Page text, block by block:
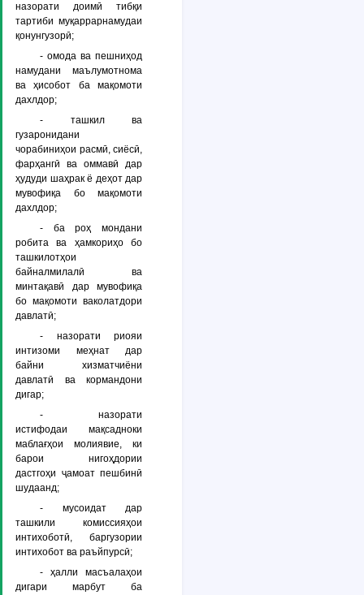
назорати доимӣ тибқи
тартиби муқаррарнамудаи
қонунгузорӣ;
- омода ва пешниҳод
намудани маълумотнома
ва ҳисобот ба мақомоти
дахлдор;
- ташкил ва
гузаронидани
чорабиниҳои расмӣ, сиёсӣ,
фарҳангӣ ва оммавӣ дар
ҳудуди шаҳрак ё деҳот дар
мувофиқа бо мақомоти
дахлдор;
- ба роҳ мондани
робита ва ҳамкориҳо бо
ташкилотҳои
байналмилалӣ ва
минтақавӣ дар мувофиқа
бо мақомоти ваколатдори
давлатӣ;
- назорати риояи
интизоми меҳнат дар
байни хизматчиёни
давлатӣ ва кормандони
дигар;
- назорати
истифодаи мақсадноки
маблағҳои молиявие, ки
барои нигоҳдории
дастгоҳи ҷамоат пешбинӣ
шудаанд;
- мусоидат дар
ташкили комиссияҳои
интихоботӣ, баргузории
интихобот ва раъйпурсӣ;
- ҳалли масъалаҳои
дигари марбут ба